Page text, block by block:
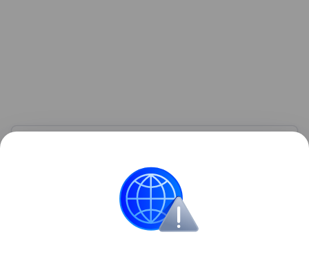
Рассказываем, что такое доход, какие бывают виды
и источники поступлений, а также какие активы
нельзя отнести к доходам.